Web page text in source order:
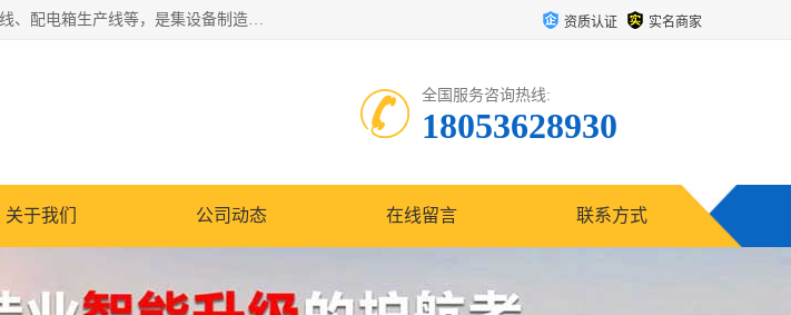
潍坊炜桦冷弯机械制造有限公司一直致力于配电箱自动生产线，消防箱生产设备、货架生产线、配电箱生产线等，是集设备制造、模具加工、技术开发于一体的综合性机械制造高科技民营企业。 资质认证 实名商家
全国服务咨询热线:
18053628930
关于我们 公司动态 在线留言 联系方式